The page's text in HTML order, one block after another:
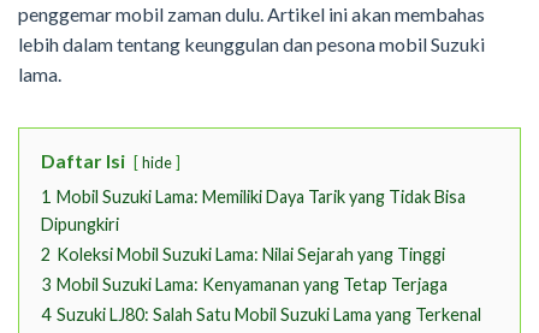
penggemar mobil zaman dulu. Artikel ini akan membahas
lebih dalam tentang keunggulan dan pesona mobil Suzuki
lama.
Daftar Isi hide
1 Mobil Suzuki Lama: Memiliki Daya Tarik yang Tidak Bisa
Dipungkiri
2 Koleksi Mobil Suzuki Lama: Nilai Sejarah yang Tinggi
3 Mobil Suzuki Lama: Kenyamanan yang Tetap Terjaga
4 Suzuki LJ80: Salah Satu Mobil Suzuki Lama yang Terkenal